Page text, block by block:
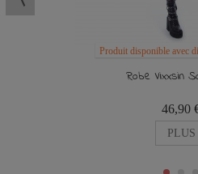
Produit disponible avec
Robe Vixxsin
46,90
PLUS